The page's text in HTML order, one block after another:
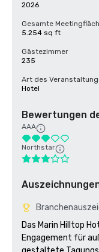
2026
Gesamte
5.254 sq ft
Gästezimmer
235
Art des
Hotel
Bewertungen
AAA
Northstar
Das Marin Hilltop
Engagement für